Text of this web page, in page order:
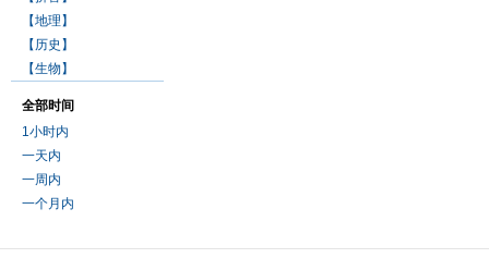
【地理】
【历史】
【生物】
全部时间
1小时内
一天内
一周内
一个月内